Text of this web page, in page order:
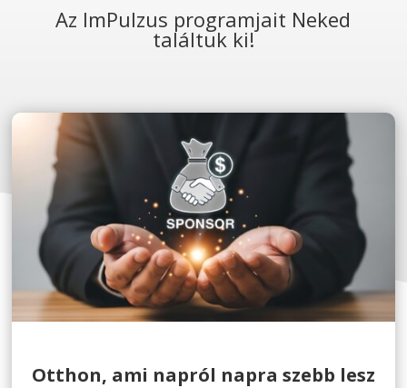
Az ImPulzus programjait Neked
találtuk ki!
Otthon, ami napról napra szebb lesz